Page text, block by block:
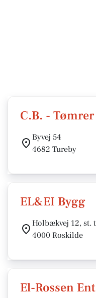
C.B. - Tømrer
Byvej 54
4682 Tureby
EL&EI Bygg
Holbækvej 12, st.
4000 Roskilde
El-Rossen